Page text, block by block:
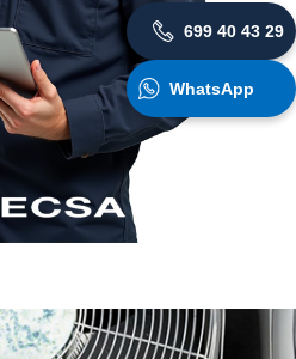
699 40 43 29
WhatsApp